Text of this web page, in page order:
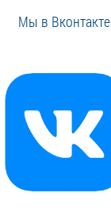
Мы в Вконтакте